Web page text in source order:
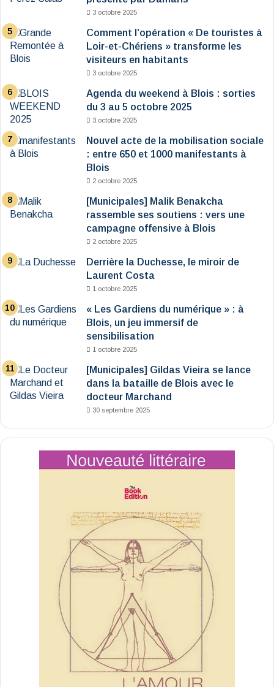
3 octobre 2025
Comment l’opération « De touristes à
Loir-et-Chériens » transforme les
visiteurs en habitants
3 octobre 2025
Agenda du weekend à Blois : sorties
du 3 au 5 octobre 2025
3 octobre 2025
Nouvel acte de la mobilisation sociale
: entre 650 et 1000 manifestants à
Blois
2 octobre 2025
[Municipales] Malik Benakcha
rassemble ses soutiens : vers une
campagne offensive à Blois
2 octobre 2025
Derrière la Duchesse, le miroir de
Laurent Costa
1 octobre 2025
« Les Gardiens du numérique » : à
Blois, un jeu immersif de
sensibilisation
1 octobre 2025
[Municipales] Gildas Vieira se lance
dans la bataille de Blois avec le
docteur Marchand
30 septembre 2025